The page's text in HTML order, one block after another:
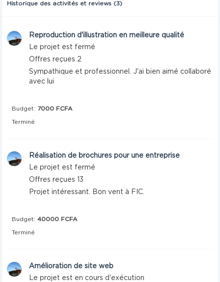
Historique des activités et reviews (3)
Reproduction d'illustration en meilleure qualité
Le projet est fermé
Offres reçues 2
Sympathique et professionnel. J'ai bien aimé collaboré
avec lui
Budget: 7000 FCFA
Terminé
Réalisation de brochures pour une entreprise
Le projet est fermé
Offres reçues 13
Projet intéressant. Bon vent à FIC.
Budget:40000 FCFA
Terminé
Amélioration de site web
Le projet est en cours d'exécution